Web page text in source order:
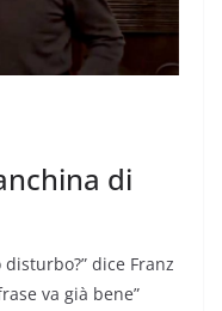
di
dice Franz
va già bene”